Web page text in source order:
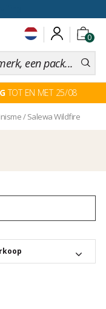
0
TOT EN MET 25/08
/Salewa Wildfire